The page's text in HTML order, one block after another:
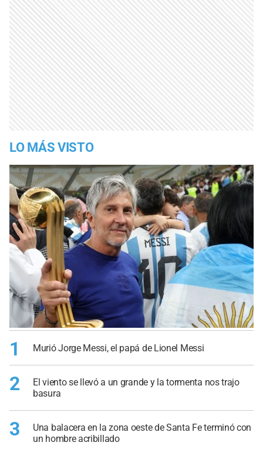
LO MÁS VISTO
1 Murió Jorge Messi, el papá de Lionel Messi
2
El viento se llevó a un grande y la tormenta nos trajo
basura
3
Una balacera en la zona oeste de Santa Fe terminó con
un hombre acribillado